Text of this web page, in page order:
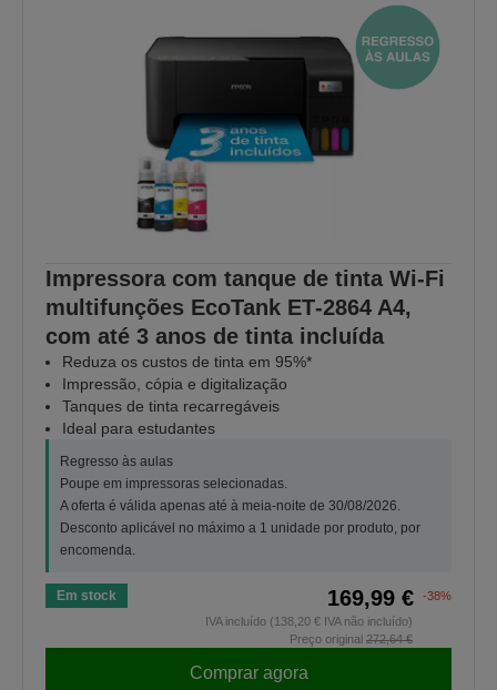
Impressora com tanque de tinta Wi-Fi
multifunções EcoTank ET‑2864 A4,
com até 3 anos de tinta incluída
Reduza os custos de tinta em 95%*
Impressão, cópia e digitalização
Tanques de tinta recarregáveis
Ideal para estudantes
Regresso às aulas
Poupe em impressoras selecionadas.
A oferta é válida apenas até à meia-noite de 30/08/2026.
Desconto aplicável no máximo a 1 unidade por produto, por
encomenda.
Em stock 169,99 €
-38%
IVA incluído (138,20 € IVA não incluído)
Preço original 272,64 €
Comprar agora